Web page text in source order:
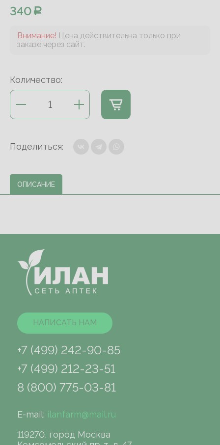
340
Внимание! Цена действительна только при
заказе через сайт.
Количество:
Поделиться:
ОПИСАНИЕ
НАПИСАТЬ НАМ
+7 (499) 242-90-85
+7 (499) 212-23-51
8 (800) 775-03-81
E-mail: ilanfarm@mail.ru
119270, город Москва